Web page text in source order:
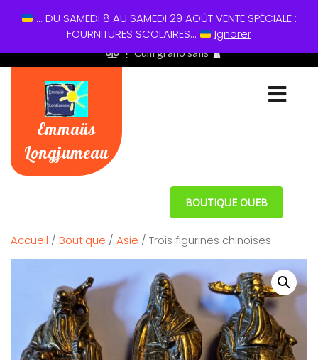
01 60 49 13 60
⋮ Cum grano salis
Emmaüs
Longjumeau
BOUTIQUE OUEB
Accueil / Boutique / Asie / Trois figurines chinoises
... DU SAMEDI 8 AU SAMEDI 29 AOÛT VENTE SPÉCIALE :
FOURNITURES SCOLAIRES...
Ignorer